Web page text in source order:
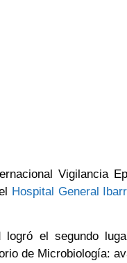
Vigilancia
Hospital General
el segundo
de Microbiología: